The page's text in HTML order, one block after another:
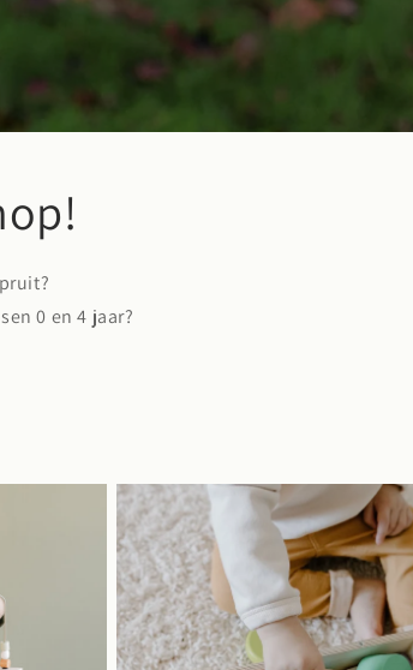
0 en 4 jaar?